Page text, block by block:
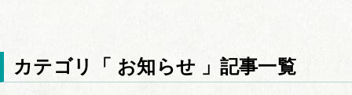
カテゴリ「 お知らせ 」記事一覧